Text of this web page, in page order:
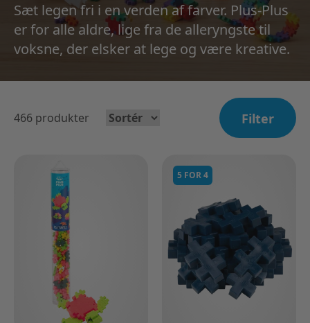
Sæt legen fri i en verden af farver. Plus-Plus
er for alle aldre, lige fra de alleryngste til
voksne, der elsker at lege og være kreative.
466 produkter Filter
5 FOR 4